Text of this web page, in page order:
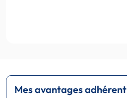
Mes avantages adhérent